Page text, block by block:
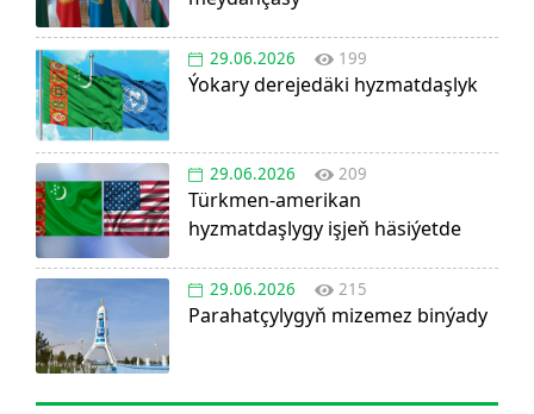
29.06.2026 199
Ýokary derejedäki hyzmatdaşlyk
29.06.2026 209
Türkmen-amerikan
hyzmatdaşlygy işjeň häsiýetde
29.06.2026 215
Parahatçylygyň mizemez binýady